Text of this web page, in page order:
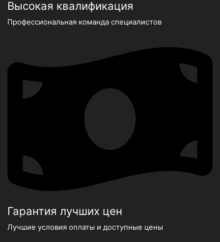
Высокая квалификация
Профессиональная команда специалистов
Гарантия лучших цен
Лучшие условия оплаты и доступные цены